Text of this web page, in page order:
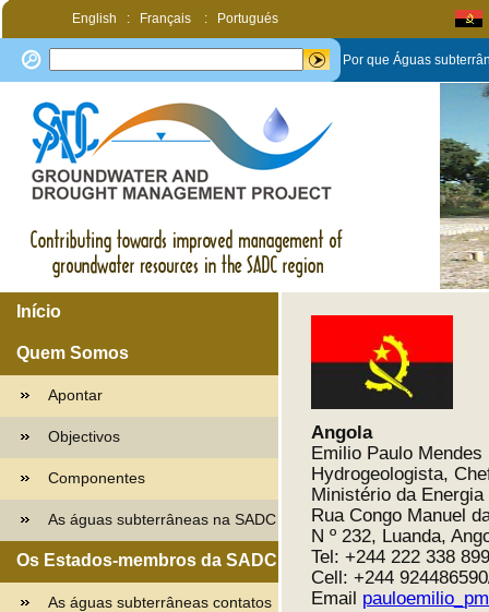
English : Français : Portugués
Por que Águas
Início
Quem Somos
Apontar
Objectivos
Componentes
As águas subterrâneas na SADC
Os Estados-membros da SADC
As águas subterrâneas contatos
Angola
Emilio Paulo Mendes
Hydrogeologista,
Ministério da Energia
Rua Congo Manuel
N º 232, Luanda,
Tel: +244 222 338
Cell: +244
Email